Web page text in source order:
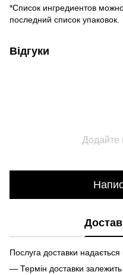
*Список ингредиентов
последний список упаковок.
Відгуки
Додайте
Послуга доставки
— Термін доставки залежить